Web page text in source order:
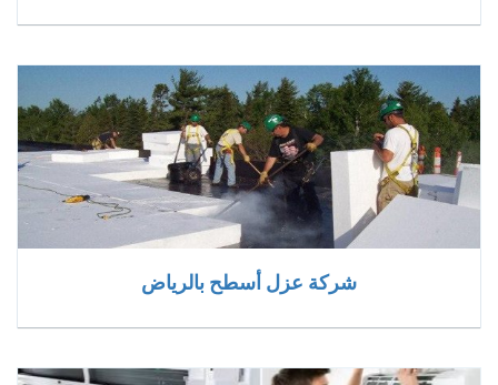
شركة عزل أسطح بالرياض